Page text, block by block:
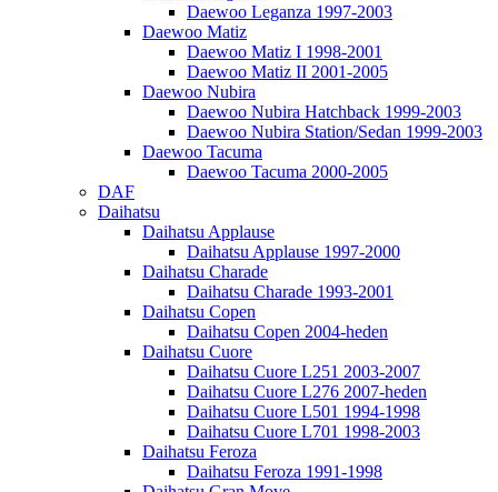
Daewoo Leganza 1997-2003
Daewoo Matiz
Daewoo Matiz I 1998-2001
Daewoo Matiz II 2001-2005
Daewoo Nubira
Daewoo Nubira Hatchback 1999-2003
Daewoo Nubira Station/Sedan 1999-2003
Daewoo Tacuma
Daewoo Tacuma 2000-2005
DAF
Daihatsu
Daihatsu Applause
Daihatsu Applause 1997-2000
Daihatsu Charade
Daihatsu Charade 1993-2001
Daihatsu Copen
Daihatsu Copen 2004-heden
Daihatsu Cuore
Daihatsu Cuore L251 2003-2007
Daihatsu Cuore L276 2007-heden
Daihatsu Cuore L501 1994-1998
Daihatsu Cuore L701 1998-2003
Daihatsu Feroza
Daihatsu Feroza 1991-1998